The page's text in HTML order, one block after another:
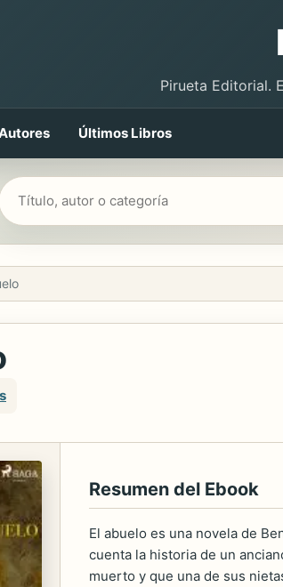
Pirueta Editorial.
Últimos Libros
Buscar libros
Resumen del Ebook
El abuelo es una novela de
cuenta la historia de un
muerto y que una de sus